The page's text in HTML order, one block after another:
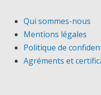
Qui sommes-nous
Mentions légales
Politique de
Agréments et